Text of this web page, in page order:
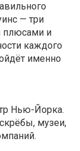
— три
плюсами и
каждого
именно
Нью-Йорка.
музеи,